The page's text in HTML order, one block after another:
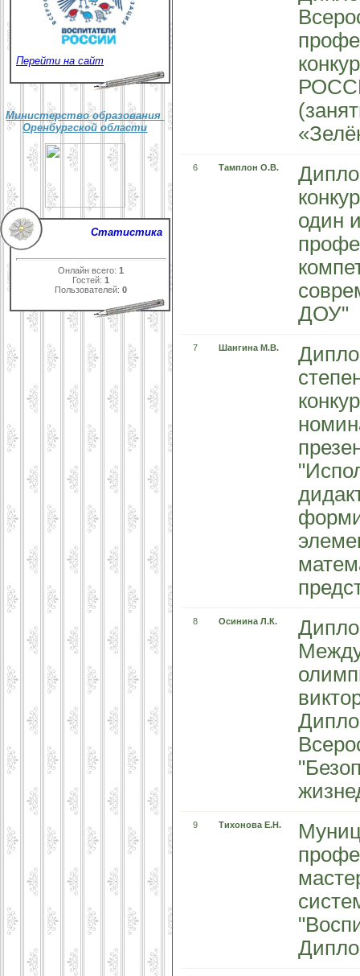
Перейти на сайт
Министерство образования
Оренбургской области
Статистика
Онлайн всего:1
Гостей:1
Пользователей:0
6 Тамплон О.В.
один
ДОУ"
7 Шангина М.В.
8 Осинина Л.К.
9 Тихонова Е.Н.